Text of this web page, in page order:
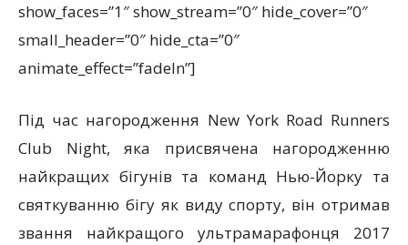
show_faces=”1″ show_stream=”0″ hide_cover=”0″
small_header=”0″ hide_cta=”0″
animate_effect=”fadeIn”]
Під час нагородження New York Road Runners
Club Night, яка присвячена нагородженню
найкращих бігунів та команд Нью-Йорку та
святкуванню бігу як виду спорту, він отримав
звання найкращого ультрамарафонця 2017